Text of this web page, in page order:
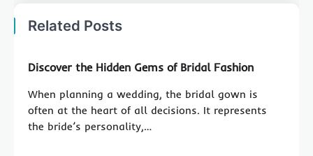
Related Posts
Discover the Hidden Gems of Bridal Fashion
When planning a wedding, the bridal gown is
often at the heart of all decisions. It represents
the bride’s personality,…